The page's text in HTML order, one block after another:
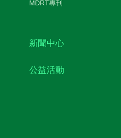
MDRT專刊
新聞中心
公益活動